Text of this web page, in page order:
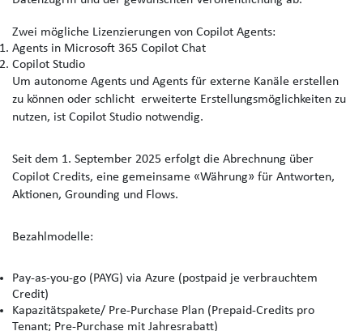
Zwei mögliche Lizenzierungen von Copilot Agents:
Agents in Microsoft 365 Copilot Chat
Copilot Studio
Um autonome Agents und Agents für externe Kanäle erstellen
zu können oder schlicht erweiterte Erstellungsmöglichkeiten zu
nutzen, ist Copilot Studio notwendig.
Seit dem 1. September 2025 erfolgt die Abrechnung über
Copilot Credits, eine gemeinsame «Währung» für Antworten,
Aktionen, Grounding und Flows.
Bezahlmodelle:
Pay‑as‑you‑go (PAYG) via Azure (postpaid je verbrauchtem
Credit)
Kapazitätspakete/ Pre‑Purchase Plan (Prepaid‑Credits pro
Tenant; Pre‑Purchase mit Jahresrabatt)